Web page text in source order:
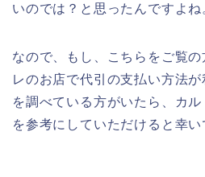
いのでは？と思ったんですよね
なので、もし、こちらをご覧
レのお店で代引の支払い方法
を調べている方がいたら、カ
を参考にしていただけると幸い